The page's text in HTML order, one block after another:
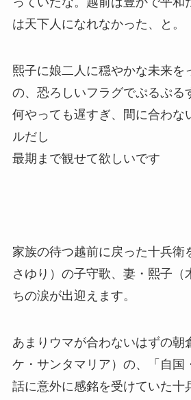
は天下人になれなかった、と。
熙子に娘二人に穏やかな未来を
の、恐ろしいフラグでぷるぷる
何やっても遅すぎ、間に合わな
ルだし
最期まで観せて欲しいです
家族の待つ越前に戻った十兵衛
さゆり）の子守歌、妻・熙子（
ちの涙が出迎えます。
あまりウマが合わないはずの朝
ケ・サンタマリア）の、「自国
話に意外に感銘を受けていた十